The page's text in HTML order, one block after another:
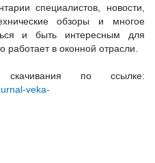
специалистов, новости,
обзоры и многое
и быть интересным для
работает в оконной отрасли.
по ссылке:
veka-